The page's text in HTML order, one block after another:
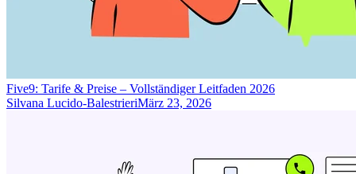
Five9: Tarife & Preise – Vollständiger Leitfaden 2026
Silvana Lucido-BalestrieriMärz 23, 2026